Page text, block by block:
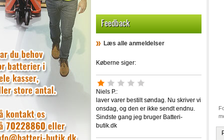
Feedback
Læs alle anmeldelser
Køberne siger:
Niels P.:
laver varer bestilt søndag. Nu skriver vi
onsdag, og den er ikke sendt endnu.
Sindste gang jeg bruger Batteri-
butik.dk